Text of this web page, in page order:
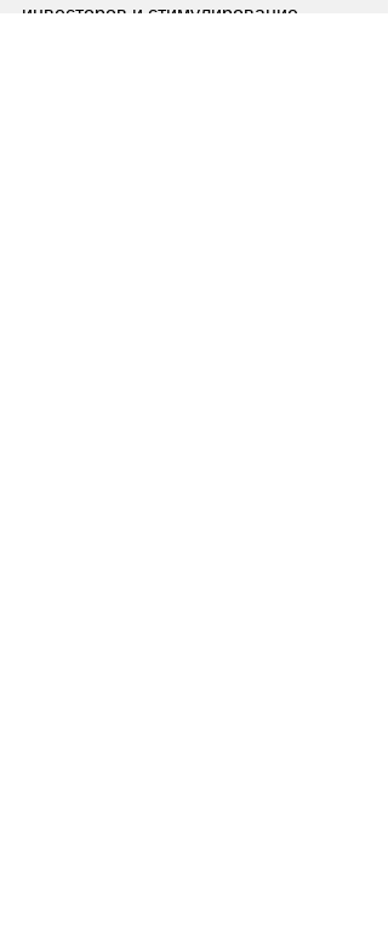
инвесторов и стимулирование